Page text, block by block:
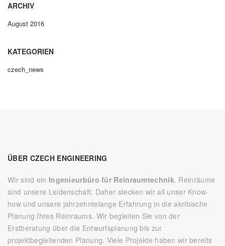
ARCHIV
August 2016
KATEGORIEN
czech_news
ÜBER CZECH ENGINEERING
Wir sind ein Ingenieurbüro für Reinraumtechnik. Reinräume
sind unsere Leidenschaft. Daher stecken wir all unser Know-
how und unsere jahrzehntelange Erfahrung in die akribische
Planung Ihres Reinraums. Wir begleiten Sie von der
Erstberatung über die Entwurfsplanung bis zur
projektbegleitenden Planung. Viele Projekte haben wir bereits